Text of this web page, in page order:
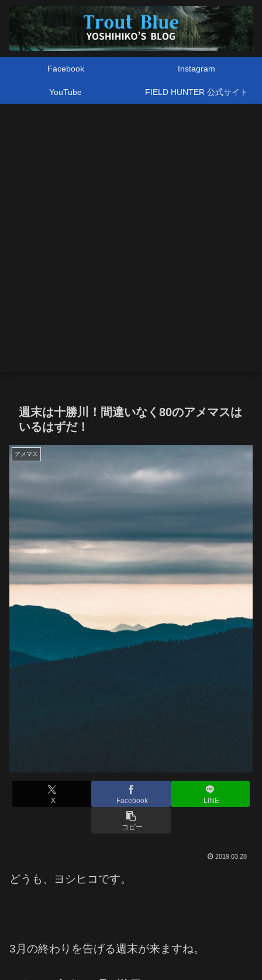
Facebook Instagram
YouTube FIELD HUNTER 公式サイト
週末は十勝川！間違いなく80のアメマスは
いるはずだ！
アメマス
X Facebook LINE
コピー
2019.03.28
どうも、ヨシヒコです。
3月の終わりを告げる週末が来ますね。